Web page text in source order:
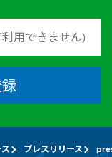
プレスリリース